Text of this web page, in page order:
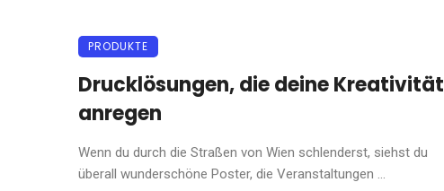
PRODUKTE
Drucklösungen, die deine Kreativität
anregen
Wenn du durch die Straßen von Wien schlenderst, siehst du
überall wunderschöne Poster, die Veranstaltungen ...